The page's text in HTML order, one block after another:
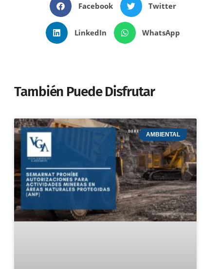
Facebook Twitter
LinkedIn WhatsApp
También Puede Disfrutar
AMBIENTAL